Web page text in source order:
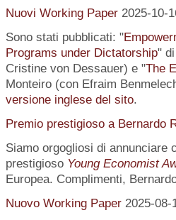
Nuovi Working Paper 2025-10-
Sono stati pubblicati: "
Programs under Dictatorship"
Cristine von Dessauer) e "The
Monteiro (con Efraim
versione inglese del sito.
Premio prestigioso a Bernardo
Siamo orgogliosi di annunciare
prestigioso Young Economist
Europea. Complimenti,
Nuovo Working Paper 2025-08-